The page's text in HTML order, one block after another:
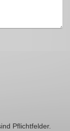
Pflichtfelder.